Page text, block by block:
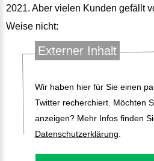
2021. Aber vielen Kunden gefällt
Weise nicht:
Externer Inhalt
Wir haben hier für Sie einen
Twitter recherchiert. Möchten
anzeigen? Mehr Infos finden
Datenschutzerklärung